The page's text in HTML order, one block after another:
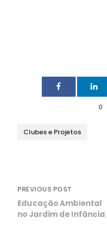
0
Clubes e Projetos
PREVIOUS POST
Educação Ambiental
no Jardim de Infância